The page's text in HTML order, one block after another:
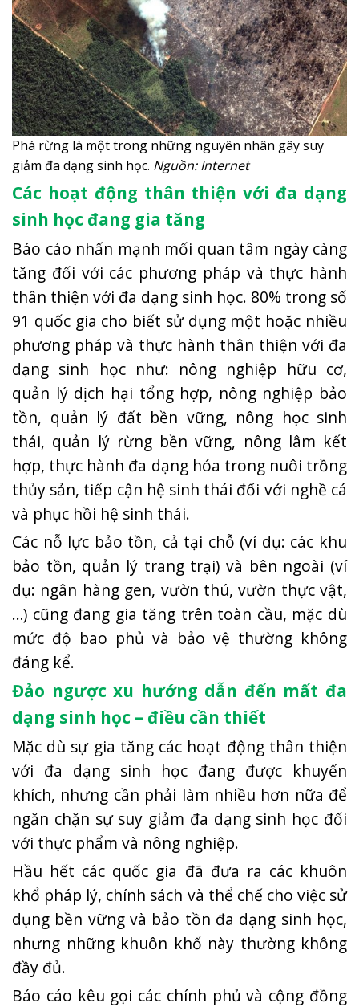
Phá rừng là một trong những nguyên nhân gây suy
giảm đa dạng sinh học. Nguồn: Internet
Các hoạt động thân thiện với đa dạng
sinh học đang gia tăng
Báo cáo nhấn mạnh mối quan tâm ngày càng
tăng đối với các phương pháp và thực hành
thân thiện với đa dạng sinh học. 80% trong số
91 quốc gia cho biết sử dụng một hoặc nhiều
phương pháp và thực hành thân thiện với đa
dạng sinh học như: nông nghiệp hữu cơ,
quản lý dịch hại tổng hợp, nông nghiệp bảo
tồn, quản lý đất bền vững, nông học sinh
thái, quản lý rừng bền vững, nông lâm kết
hợp, thực hành đa dạng hóa trong nuôi trồng
thủy sản, tiếp cận hệ sinh thái đối với nghề cá
và phục hồi hệ sinh thái.
Các nỗ lực bảo tồn, cả tại chỗ (ví dụ: các khu
bảo tồn, quản lý trang trại) và bên ngoài (ví
dụ: ngân hàng gen, vườn thú, vườn thực vật,
…) cũng đang gia tăng trên toàn cầu, mặc dù
mức độ bao phủ và bảo vệ thường không
đáng kể.
Đảo ngược xu hướng dẫn đến mất đa
dạng sinh học – điều cần thiết
Mặc dù sự gia tăng các hoạt động thân thiện
với đa dạng sinh học đang được khuyến
khích, nhưng cần phải làm nhiều hơn nữa để
ngăn chặn sự suy giảm đa dạng sinh học đối
với thực phẩm và nông nghiệp.
Hầu hết các quốc gia đã đưa ra các khuôn
khổ pháp lý, chính sách và thể chế cho việc sử
dụng bền vững và bảo tồn đa dạng sinh học,
nhưng những khuôn khổ này thường không
đầy đủ.
Báo cáo kêu gọi các chính phủ và cộng đồng